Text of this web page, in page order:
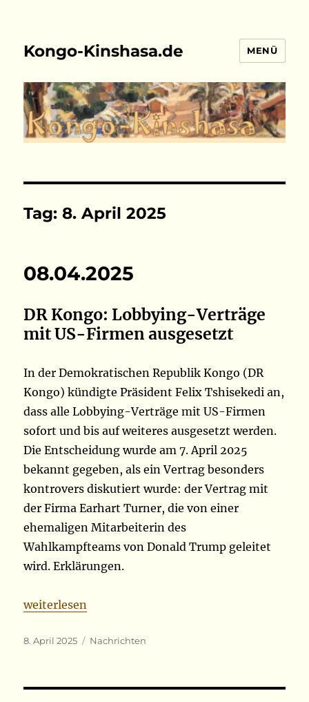
Kongo-Kinshasa.de MENÜ
Tag:8. April 2025
08.04.2025
DR Kongo: Lobbying-Verträge
mit US-Firmen ausgesetzt
In der Demokratischen Republik Kongo (DR
Kongo) kündigte Präsident Felix Tshisekedi an,
dass alle Lobbying-Verträge mit US-Firmen
sofort und bis auf weiteres ausgesetzt werden.
Die Entscheidung wurde am 7. April 2025
bekannt gegeben, als ein Vertrag besonders
kontrovers diskutiert wurde: der Vertrag mit
der Firma Earhart Turner, die von einer
ehemaligen Mitarbeiterin des
Wahlkampfteams von Donald Trump geleitet
wird. Erklärungen.
„08.04.2025“
weiterlesen
Veröffentlicht
8. April 2025 Kategorien
Nachrichten